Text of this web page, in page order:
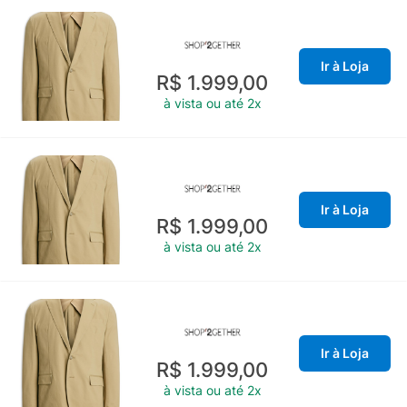
R$ 1.999,00
à vista ou até 2x
Ir à Loja
R$ 1.999,00
à vista ou até 2x
Ir à Loja
R$ 1.999,00
à vista ou até 2x
Ir à Loja